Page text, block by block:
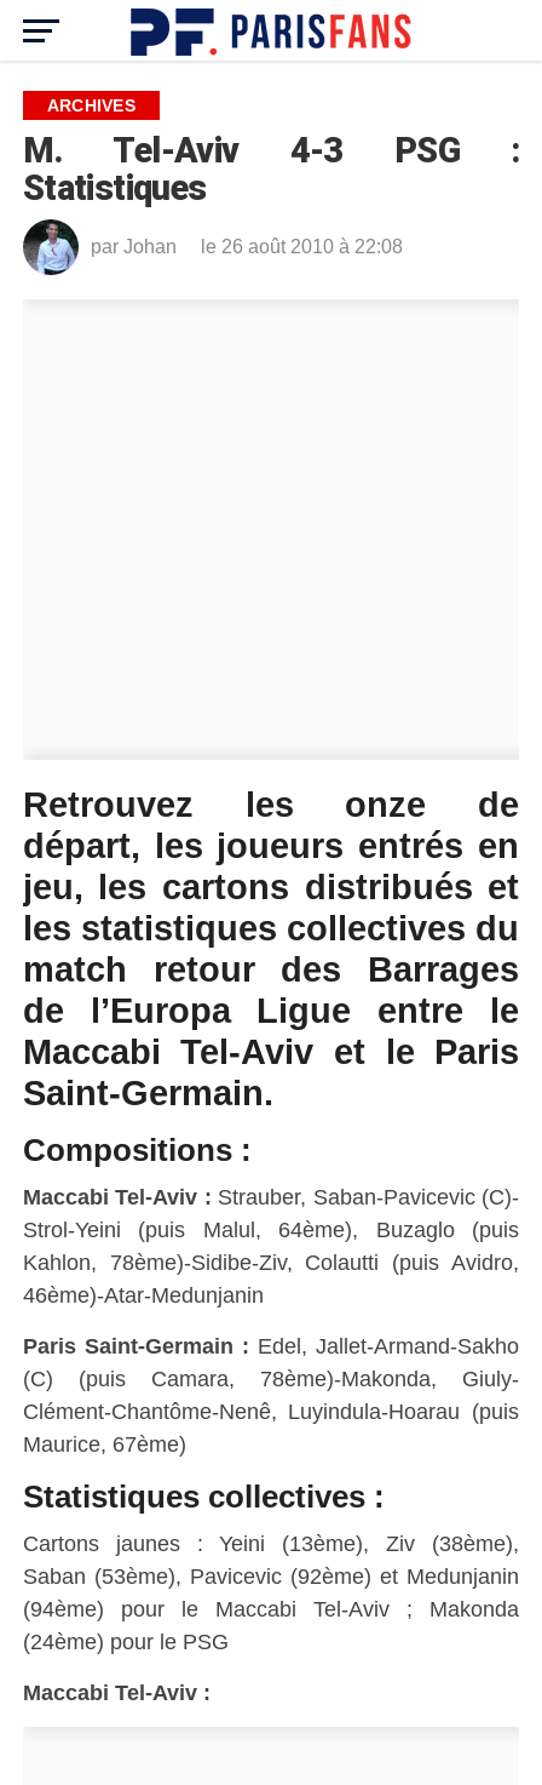
ARCHIVES
M. Tel-Aviv 4-3 PSG :
Statistiques
par Johan le 26 août 2010 à 22:08
Retrouvez les onze de
départ, les joueurs entrés en
jeu, les cartons distribués et
les statistiques collectives du
match retour des Barrages
de l’Europa Ligue entre le
Maccabi Tel-Aviv et le Paris
Saint-Germain.
Compositions :
Maccabi Tel-Aviv : Strauber, Saban-Pavicevic (C)-
Strol-Yeini (puis Malul, 64ème), Buzaglo (puis
Kahlon, 78ème)-Sidibe-Ziv, Colautti (puis Avidro,
46ème)-Atar-Medunjanin
Paris Saint-Germain : Edel, Jallet-Armand-Sakho
(C) (puis Camara, 78ème)-Makonda, Giuly-
Clément-Chantôme-Nenê, Luyindula-Hoarau (puis
Maurice, 67ème)
Statistiques collectives :
Cartons jaunes : Yeini (13ème), Ziv (38ème),
Saban (53ème), Pavicevic (92ème) et Medunjanin
(94ème) pour le Maccabi Tel-Aviv ; Makonda
(24ème) pour le PSG
Maccabi Tel-Aviv :